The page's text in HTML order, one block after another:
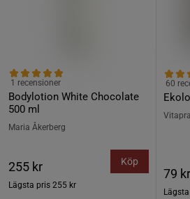
Bodylotion White Chocolate
500 ml
1 recensioner
Maria Åkerberg
255 kr
Lägsta pris 255 kr
Köp
60
79 kr